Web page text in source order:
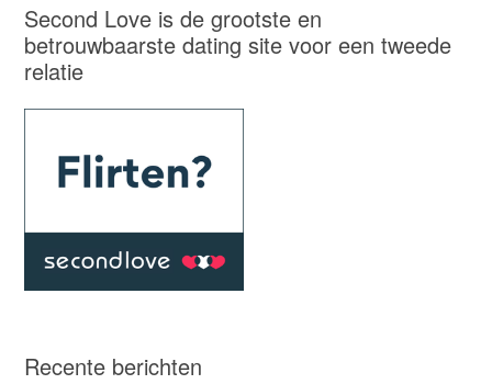
Second Love is de grootste en
betrouwbaarste dating site voor een tweede
relatie
Recente berichten